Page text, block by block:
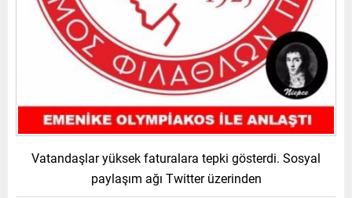
Vatandaşlar yüksek faturalara tepki gösterdi. Sosyal
paylaşım ağı Twitter üzerinden